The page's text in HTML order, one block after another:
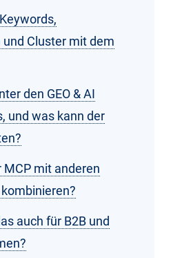
Cluster mit dem
den GEO & AI
und was kann der
MCP mit anderen
auch für B2B und